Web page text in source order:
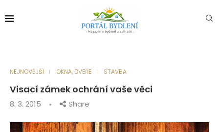
NEJNOVĚJŠÍ OKNA, DVEŘE STAVBA
Visací zámek ochrání vaše věci
8. 3. 2015 Share